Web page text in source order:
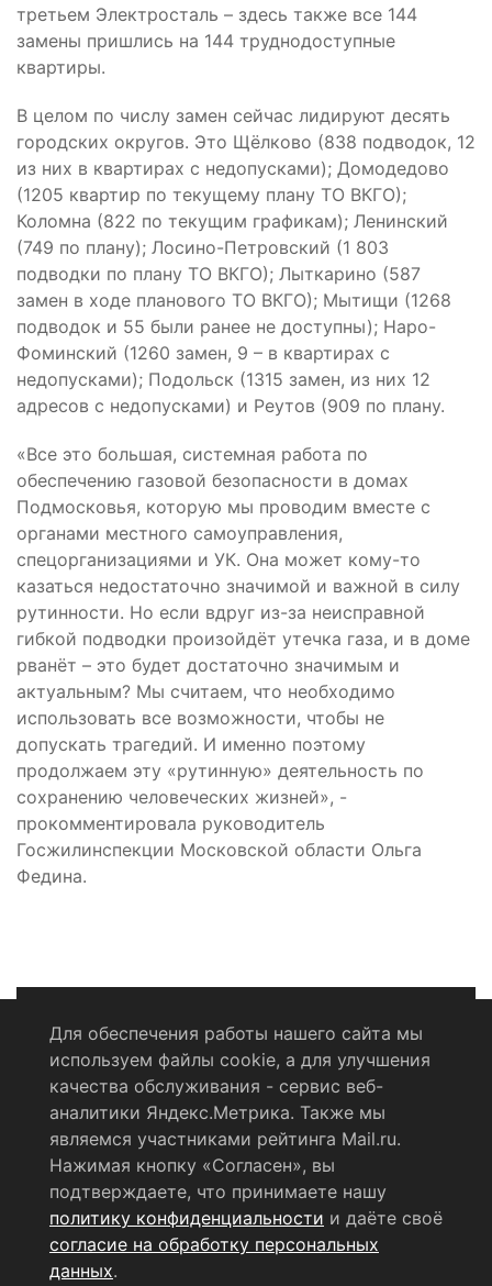
третьем Электросталь – здесь также все 144
замены пришлись на 144 труднодоступные
квартиры.
В целом по числу замен сейчас лидируют десять
городских округов. Это Щёлково (838 подводок, 12
из них в квартирах с недопусками); Домодедово
(1205 квартир по текущему плану ТО ВКГО);
Коломна (822 по текущим графикам); Ленинский
(749 по плану); Лосино-Петровский (1 803
подводки по плану ТО ВКГО); Лыткарино (587
замен в ходе планового ТО ВКГО); Мытищи (1268
подводок и 55 были ранее не доступны); Наро-
Фоминский (1260 замен, 9 – в квартирах с
недопусками); Подольск (1315 замен, из них 12
адресов с недопусками) и Реутов (909 по плану.
«Все это большая, системная работа по
обеспечению газовой безопасности в домах
Подмосковья, которую мы проводим вместе с
органами местного самоуправления,
спецорганизациями и УК. Она может кому-то
казаться недостаточно значимой и важной в силу
рутинности. Но если вдруг из-за неисправной
гибкой подводки произойдёт утечка газа, и в доме
рванёт – это будет достаточно значимым и
актуальным? Мы считаем, что необходимо
использовать все возможности, чтобы не
допускать трагедий. И именно поэтому
продолжаем эту «рутинную» деятельность по
сохранению человеческих жизней», -
прокомментировала руководитель
Госжилинспекции Московской области Ольга
Федина.
Политика конфиденциальности
Согласие на обработку персональных данных
RSS-лента
© 2004 - 2026 Сетевое издание Щёлковское ТВ.
Свидетельство о регистрации СМИ
Для обеспечения работы нашего сайта мы
используем файлы cookie, а для улучшения
качества обслуживания - сервис веб-
аналитики Яндекс.Метрика. Также мы
являемся участниками рейтинга Mail.ru.
Нажимая кнопку «Согласен», вы
подтверждаете, что принимаете нашу
политику конфиденциальности и даёте своё
согласие на обработку персональных
данных.